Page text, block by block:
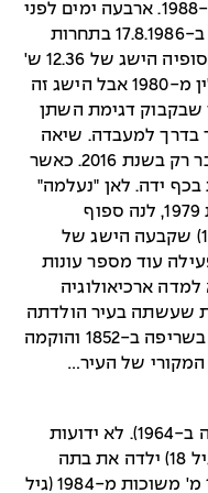
העולם שלה היא קבעה בשנים 1988-1986. ארבעה ימים לפני
שקבעה את שיאה הראשון, 12.35 ש' ב-17.8.1986 בתחרות
בקלן שבמערב גרמניה, היא קבעה בסופיה הישג של 12.36 ש'
שהיה שווה לשיא העולם של רבשצ'ין מ-1980 אבל הישג זה
שבקבוק דגימת השתן
בדרך למעבדה. שיאה
האחרון, 12.21 ש', נקבע ב-1988 ונשבר רק בשנת 2016. כאשר
בכף ידה. לאן "נעלמה"
מנצחת אליפות אירופה לנוער בשנת 1979, לנה ספוף
מפינלנד (נולדה כמו דונקובה ב-1961) שקבעה הישג של
פעילה עוד מספר עונות
ארכיאולוגיה
שעשתה בעיר הולדתה
Vaasa, עיר במערב פינלנד שנחרבה בשריפה ב-1852 והוקמה
(נולדה ב-1964). לא ידועות
תוצאות מגיל הנוער. בשנת 1982 (בגיל 18) ילדה את בתה
נטשה. תוצאה ידועה ראשונה ב-100 מ' משוכות מ-1984 (גיל